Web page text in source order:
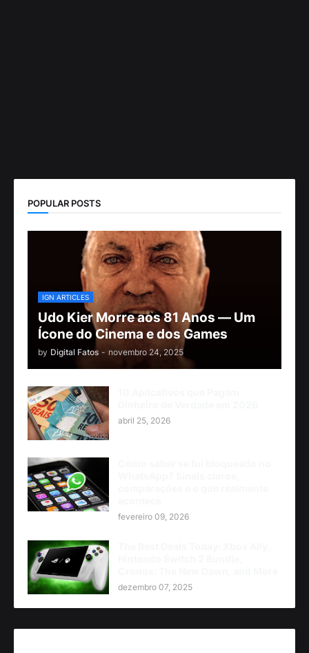
POPULAR POSTS
IGN ARTICLES
Udo Kier Morre aos 81 Anos — Um
Ícone do Cinema e dos Games
by Digital Fatos - novembro 24, 2025
abril 25, 2026
fevereiro 09, 2026
dezembro 07, 2025